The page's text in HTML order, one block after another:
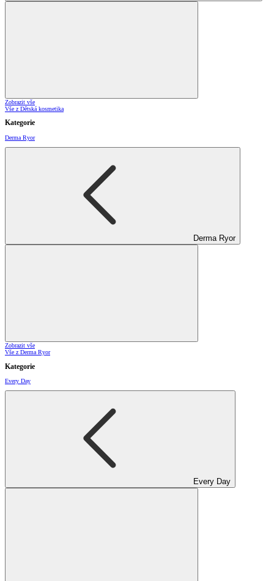
Zobrazit vše
Vše z Dětská kosmetika
Kategorie
Derma Ryor
Derma Ryor
Zobrazit vše
Vše z Derma Ryor
Kategorie
Every Day
Every Day